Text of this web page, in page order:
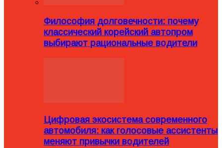
Философия долговечности: почему
классический корейский автопром
выбирают рациональные водители
Цифровая экосистема современного
автомобиля: как голосовые ассистенты
меняют привычки водителей